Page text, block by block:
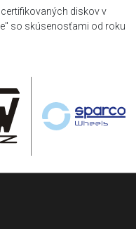
diskov v
so skúsenosťami od roku